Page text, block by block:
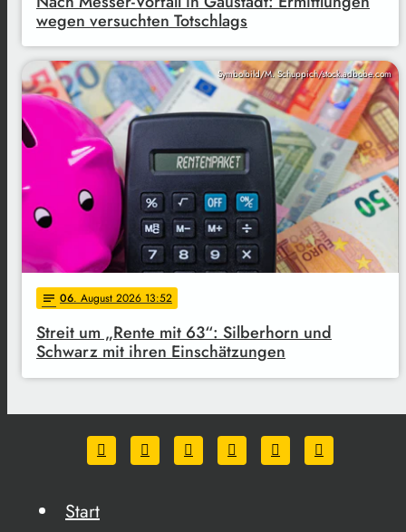
wegen versuchten Totschlags
Symbolbild/M. Schuppich/stock.adbobe.com
notes 06. August 2026 13:52
Streit um „Rente mit 63“: Silberhorn und
Schwarz mit ihren Einschätzungen
Start